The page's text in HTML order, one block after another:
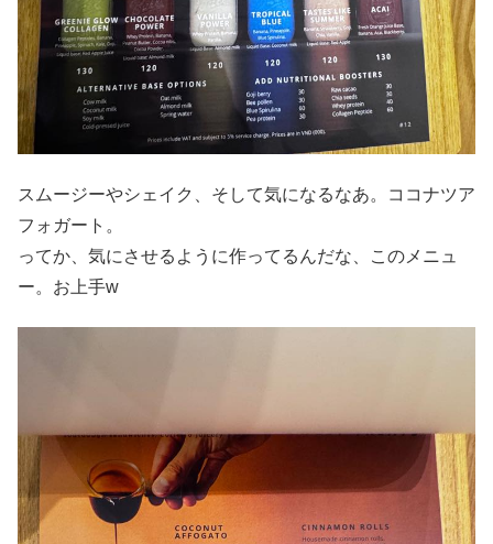
スムージーやシェイク、そして気になるなあ。ココナツア
フォガート。
ってか、気にさせるように作ってるんだな、このメニュ
ー。お上手w